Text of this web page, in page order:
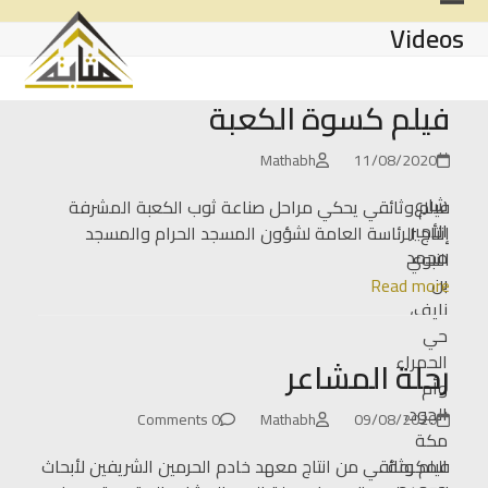
Skip
Open
mobile
menu
Close
mobile
menu
Videos
فيلم كسوة الكعبة
11/08/2020
Mathabh
فيلم وثائقي يحكي مراحل صناعة ثوب الكعبة المشرفة
إنتاج الرئاسة العامة لشؤون المسجد الحرام والمسجد
النبوي
Read more
رحلة المشاعر
09/08/2020
Mathabh
0 Comments
فيلم وثائقي من انتاج معهد خادم الحرمين الشريفين لأبحاث
شارع
الأمير
محمد
بن
نايف،
حي
الحمراء
وأم
الجود،
مكة
المكرمة